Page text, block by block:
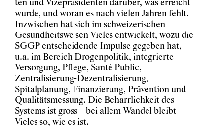
ten und Vizepräsidenten darüber, was erreicht
wurde, und woran es nach vielen Jahren fehlt.
Inzwischen hat sich im schweizerischen
Gesundheitswe sen Vieles entwickelt, wozu die
SGGP entscheidende Impulse gegeben hat,
u.a. im Bereich Drogenpolitik, integrierte
Versorgung, Pflege, Santé Public,
Zentralisierung-Dezentralisierung,
Spitalplanung, Finanzierung, Prävention und
Qualitätsmessung. Die Beharrlichkeit des
Systems ist gross – bei allem Wandel bleibt
Vieles so, wie es ist.